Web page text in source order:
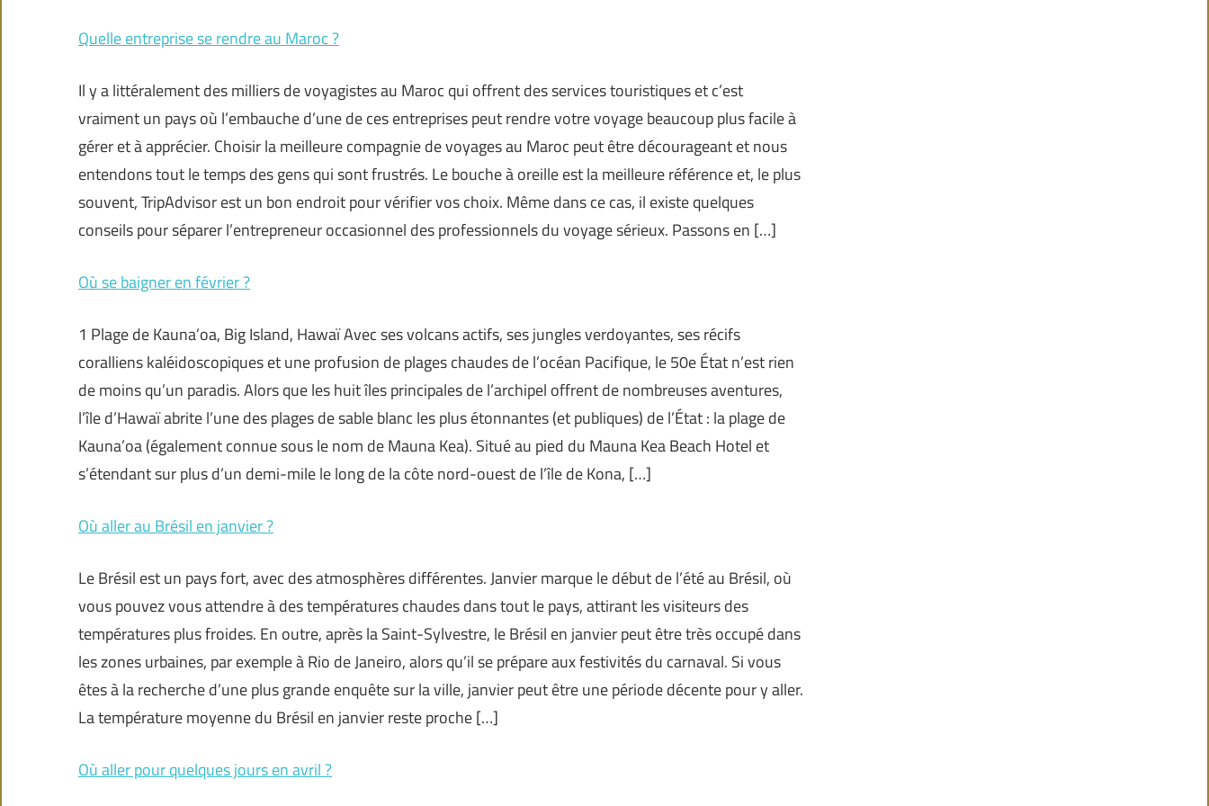
Quelle entreprise se rendre au Maroc ?
Il y a littéralement des milliers de voyagistes au Maroc qui offrent des services touristiques et c’est
vraiment un pays où l’embauche d’une de ces entreprises peut rendre votre voyage beaucoup plus facile à
gérer et à apprécier. Choisir la meilleure compagnie de voyages au Maroc peut être décourageant et nous
entendons tout le temps des gens qui sont frustrés. Le bouche à oreille est la meilleure référence et, le plus
souvent, TripAdvisor est un bon endroit pour vérifier vos choix. Même dans ce cas, il existe quelques
conseils pour séparer l’entrepreneur occasionnel des professionnels du voyage sérieux. Passons en […]
Où se baigner en février ?
1 Plage de Kauna’oa, Big Island, Hawaï Avec ses volcans actifs, ses jungles verdoyantes, ses récifs
coralliens kaléidoscopiques et une profusion de plages chaudes de l’océan Pacifique, le 50e État n’est rien
de moins qu’un paradis. Alors que les huit îles principales de l’archipel offrent de nombreuses aventures,
l’île d’Hawaï abrite l’une des plages de sable blanc les plus étonnantes (et publiques) de l’État : la plage de
Kauna’oa (également connue sous le nom de Mauna Kea). Situé au pied du Mauna Kea Beach Hotel et
s’étendant sur plus d’un demi-mile le long de la côte nord-ouest de l’île de Kona, […]
Où aller au Brésil en janvier ?
Le Brésil est un pays fort, avec des atmosphères différentes. Janvier marque le début de l’été au Brésil, où
vous pouvez vous attendre à des températures chaudes dans tout le pays, attirant les visiteurs des
températures plus froides. En outre, après la Saint-Sylvestre, le Brésil en janvier peut être très occupé dans
les zones urbaines, par exemple à Rio de Janeiro, alors qu’il se prépare aux festivités du carnaval. Si vous
êtes à la recherche d’une plus grande enquête sur la ville, janvier peut être une période décente pour y aller.
La température moyenne du Brésil en janvier reste proche […]
Où aller pour quelques jours en avril ?